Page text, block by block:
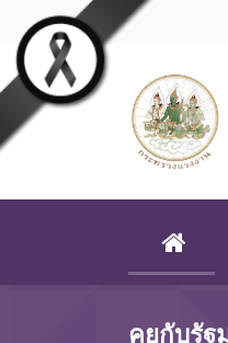
Skip to main content
คุยกับรัฐ